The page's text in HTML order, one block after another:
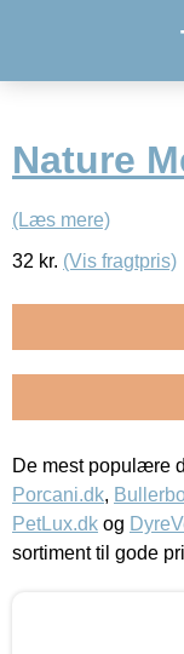
Nature
(Læs mere)
32 kr. (Vis fragtpris)
De mest populære
Porcani.dk,
PetLux.dk og
sortiment til gode